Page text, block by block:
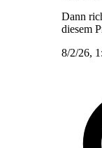
Dann
diesem
8/2/26,